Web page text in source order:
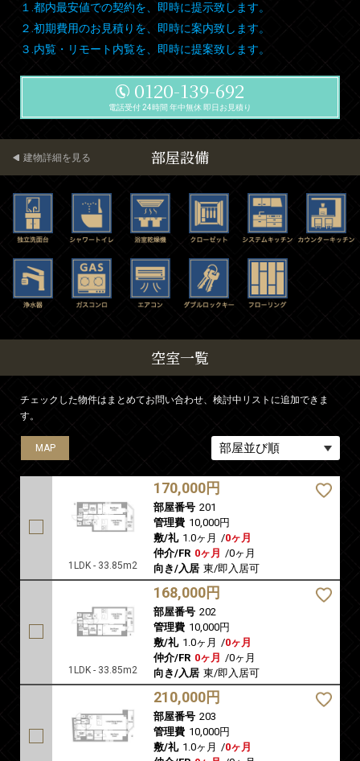
１.都内最安値での契約を、即時に提示致します。
２.初期費用のお見積りを、即時に案内致します。
３.内覧・リモート内覧を、即時に提案致します。
0120-139-692
電話受付 24時間 年中無休 即日お見積り
部屋設備
建物詳細を見る
空室一覧
チェックした物件はまとめてお問い合わせ、検討中リストに追加できま
す。
MAP
1LDK - 33.85m2
170,000円
部屋番号 201
管理費 10,000円
敷/礼 1.0ヶ月 /0ヶ月
仲介/FR 0ヶ月 /0ヶ月
向き/入居 東/即入居可
MAP
1LDK - 33.85m2
168,000円
部屋番号 202
管理費 10,000円
敷/礼 1.0ヶ月 /0ヶ月
仲介/FR 0ヶ月 /0ヶ月
向き/入居 東/即入居可
MAP
210,000円
部屋番号 203
管理費 10,000円
敷/礼 1.0ヶ月 /0ヶ月
MAP
MAP
MAP
MAP
MAP
MAP
MAP
MAP
MAP